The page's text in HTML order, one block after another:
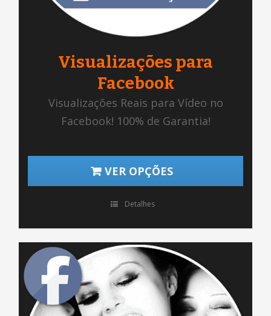
Visualizações para
Facebook
Visualizações Reais para Vídeo no
Facebook! 100% de Garantia!
VER OPÇÕES
Detalhes